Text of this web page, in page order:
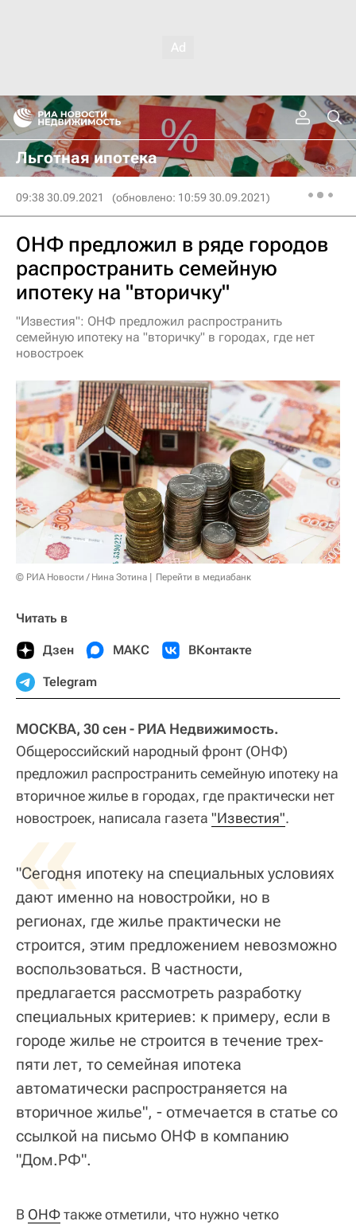
Льготная ипотека
09:38 30.09.2021 (обновлено: 10:59 30.09.2021)
ОНФ предложил в ряде городов
распространить семейную
ипотеку на "вторичку"
"Известия": ОНФ предложил распространить
семейную ипотеку на "вторичку" в городах, где нет
новостроек
© РИА Новости / Нина Зотина Перейти в медиабанк
Читать в
Дзен МАКС ВКонтакте
Telegram
МОСКВА, 30 сен - РИА Недвижимость.
Общероссийский народный фронт (ОНФ)
предложил распространить семейную ипотеку на
вторичное жилье в городах, где практически нет
новостроек, написала газета "Известия".
«
"Сегодня ипотеку на специальных условиях
дают именно на новостройки, но в
регионах, где жилье практически не
строится, этим предложением невозможно
воспользоваться. В частности,
предлагается рассмотреть разработку
специальных критериев: к примеру, если в
городе жилье не строится в течение трех-
пяти лет, то семейная ипотека
автоматически распространяется на
вторичное жилье", - отмечается в статье со
ссылкой на письмо ОНФ в компанию
"Дом.РФ".
В ОНФтакже отметили, что нужно четко